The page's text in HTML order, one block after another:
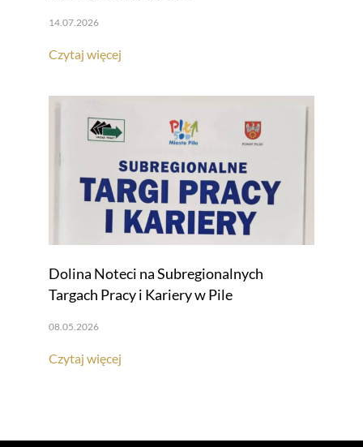
14.07.2026
Czytaj więcej
Dolina Noteci na Subregionalnych
Targach Pracy i Kariery w Pile
08.05.2026
Czytaj więcej